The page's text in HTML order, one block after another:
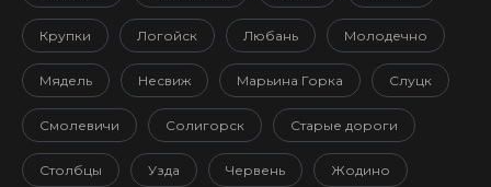
Крупки Логойск Любань Молодечно
Мядель Несвиж Марьина Горка Слуцк
Смолевичи Солигорск Старые дороги
Столбцы Узда Червень Жодино